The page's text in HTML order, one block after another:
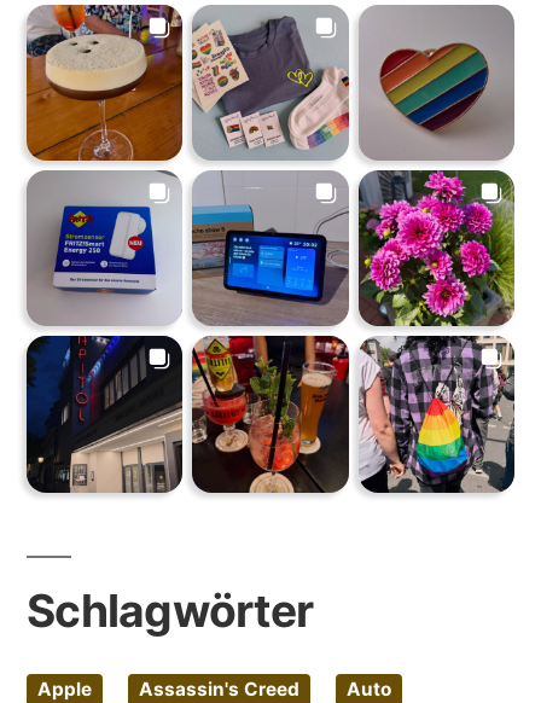
und
Apple
HomeKit-
Automationen
Schlagwörter
Apple Assassin's Creed Auto